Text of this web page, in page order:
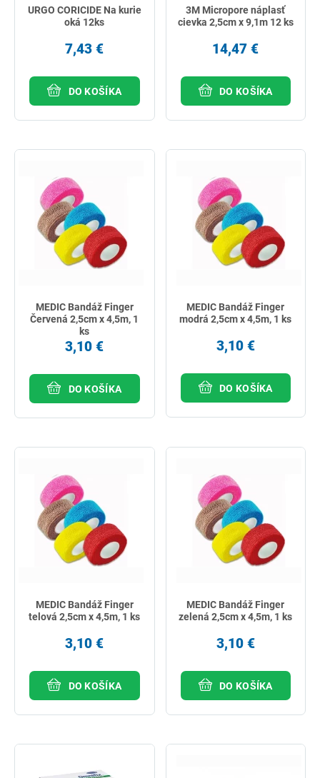
URGO CORICIDE Na kurie
oká 12ks
7,43 €
DO KOŠÍKA
3M Micropore náplasť
cievka 2,5cm x 9,1m 12 ks
14,47 €
DO KOŠÍKA
MEDIC Bandáž Finger
Červená 2,5cm x 4,5m, 1
ks
3,10 €
DO KOŠÍKA
MEDIC Bandáž Finger
modrá 2,5cm x 4,5m, 1 ks
3,10 €
DO KOŠÍKA
MEDIC Bandáž Finger
telová 2,5cm x 4,5m, 1 ks
3,10 €
DO KOŠÍKA
MEDIC Bandáž Finger
zelená 2,5cm x 4,5m, 1 ks
3,10 €
DO KOŠÍKA